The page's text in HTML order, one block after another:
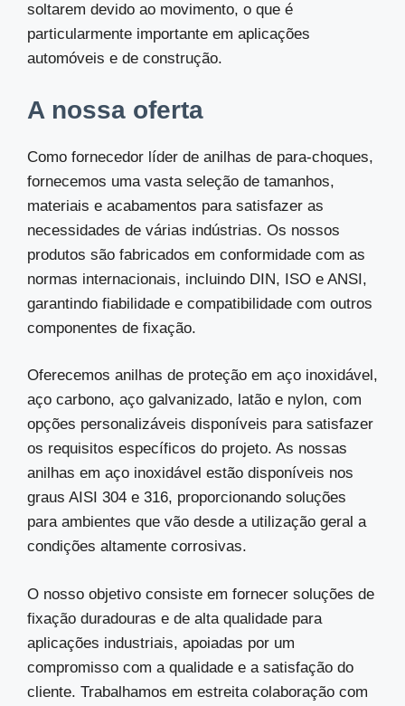
soltarem devido ao movimento, o que é
particularmente importante em aplicações
automóveis e de construção.
A nossa oferta
Como fornecedor líder de anilhas de para-choques,
fornecemos uma vasta seleção de tamanhos,
materiais e acabamentos para satisfazer as
necessidades de várias indústrias. Os nossos
produtos são fabricados em conformidade com as
normas internacionais, incluindo DIN, ISO e ANSI,
garantindo fiabilidade e compatibilidade com outros
componentes de fixação.
Oferecemos anilhas de proteção em aço inoxidável,
aço carbono, aço galvanizado, latão e nylon, com
opções personalizáveis disponíveis para satisfazer
os requisitos específicos do projeto. As nossas
anilhas em aço inoxidável estão disponíveis nos
graus AISI 304 e 316, proporcionando soluções
para ambientes que vão desde a utilização geral a
condições altamente corrosivas.
O nosso objetivo consiste em fornecer soluções de
fixação duradouras e de alta qualidade para
aplicações industriais, apoiadas por um
compromisso com a qualidade e a satisfação do
cliente. Trabalhamos em estreita colaboração com